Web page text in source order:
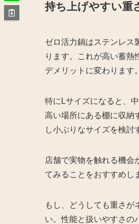
持ち上げやすい重
ゼロ活力鍋はステンレス
ります。これが高い蓄熱
デメリットに変わります。
特にLサイズになると、
高い場所にある棚に収納
し小ぶりなサイズを検討
店舗で実物を触れる機会
てみることをおすすめし
もし、どうしても重さが
い。性能と扱いやすさの